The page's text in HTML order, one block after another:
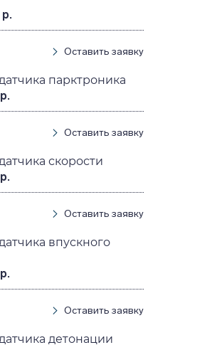
Оставить заявку
парктроника
Оставить заявку
скорости
Оставить заявку
впускного
Оставить заявку
детонации